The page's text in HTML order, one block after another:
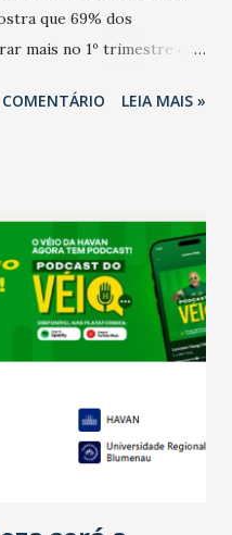
que 69% dos
mais no 1º trimestre de
ano, 56% também
e pelo pagamento do 13º
trabalhadores, já que o
dos anos recentes.
de 2025, 40% dos
lucro e outros 40%
Já o percentual de
em 19%, pouco abaixo
1% não existiam em
o faturamento também
44% dos n...
LEIA MAIS »